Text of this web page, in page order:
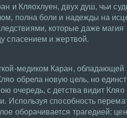
и Кляохлуен, двух душ, чьи
полна боли и надежды на
которые даже магия
спасением и жертвой.
медиком Каран, обладающей
обрела новую цель, но
очередь, с детства видит Кляо
Используя способность
оборачивается трагедией: